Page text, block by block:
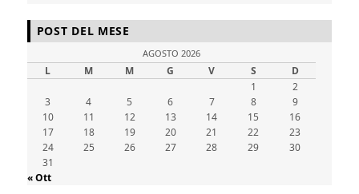
social non saziano, vogliamo cose grandi"
Parolin ai preti del Guatemala: siate
"sentinelle vigili", è la santità a rendere
credibili
05.08.2026
Dal Papa all'udienza generale la forza del
"circolo degli eroi"
05.08.2026
POST DEL MESE
AGOSTO 2026
L M M G V S
D
1
2
3
4 5 6 7 8
9
10
11 12 13 14 15
16
17
18 19 20 21 22
23
24
25 26 27 28 29
30
31
« Ott